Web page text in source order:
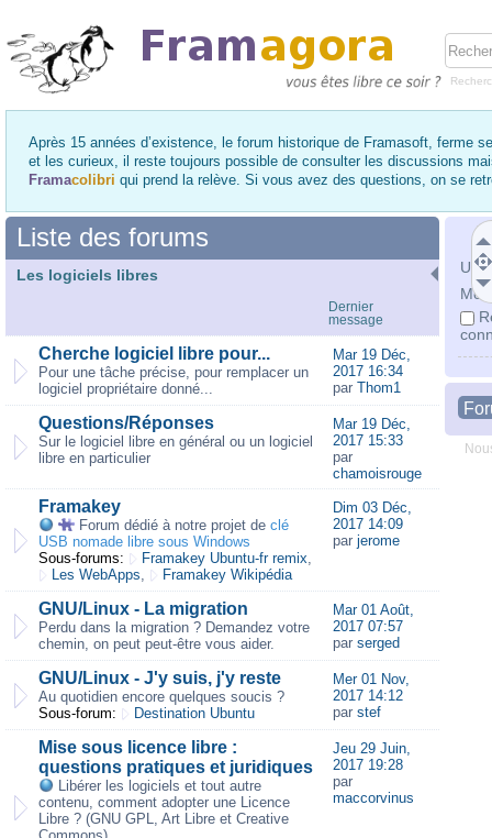
Après 15 années d’existence, le forum historique de Framasoft, ferme
et les curieux, il reste toujours possible de consulter les discussions
Framacolibri qui prend la relève. Si vous avez des questions, on se
Mot
Liste des forums
Les logiciels libres
Dernier
message
Cherche logiciel libre pour...
Pour une tâche précise, pour remplacer un
logiciel propriétaire donné...
Mar 19 Déc,
2017 16:34
par Thom1
Questions/Réponses
Sur le logiciel libre en général ou un logiciel
libre en particulier
Mar 19 Déc,
2017 15:33
par
chamoisrouge
Framakey
Forum dédié à notre projet de clé
USB nomade libre sous Windows
Sous-forums:
Framakey Ubuntu-fr remix,
Les WebApps, Framakey Wikipédia
Dim 03 Déc,
2017 14:09
par jerome
GNU/Linux - La migration
Perdu dans la migration ? Demandez votre
chemin, on peut peut-être vous aider.
Mar 01 Août,
2017 07:57
par serged
GNU/Linux - J'y suis, j'y reste
Au quotidien encore quelques soucis ?
Sous-forum:
Destination Ubuntu
Mer 01 Nov,
2017 14:12
par stef
Mise sous licence libre :
questions pratiques et juridiques
Libérer les logiciels et tout autre
contenu, comment adopter une Licence
Libre ? (GNU GPL, Art Libre et Creative
Jeu 29 Juin,
2017 19:28
par
maccorvinus